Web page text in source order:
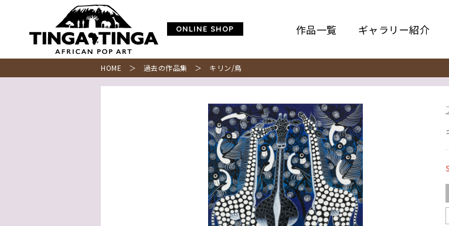
ONLINE SHOP 作品一覧 ギャラリー紹介
HOME ＞ 過去の作品集 ＞ キリン/鳥